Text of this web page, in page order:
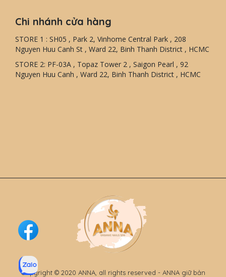
Chi nhánh cửa hàng
STORE 1 : SH05 , Park 2, Vinhome Central Park , 208
Nguyen Huu Canh St , Ward 22, Binh Thanh District , HCMC
STORE 2: PF-03A , Topaz Tower 2 , Saigon Pearl , 92
Nguyen Huu Canh , Ward 22, Binh Thanh District , HCMC
Copyright © 2020 ANNA, all rights reserved - ANNA giữ bản